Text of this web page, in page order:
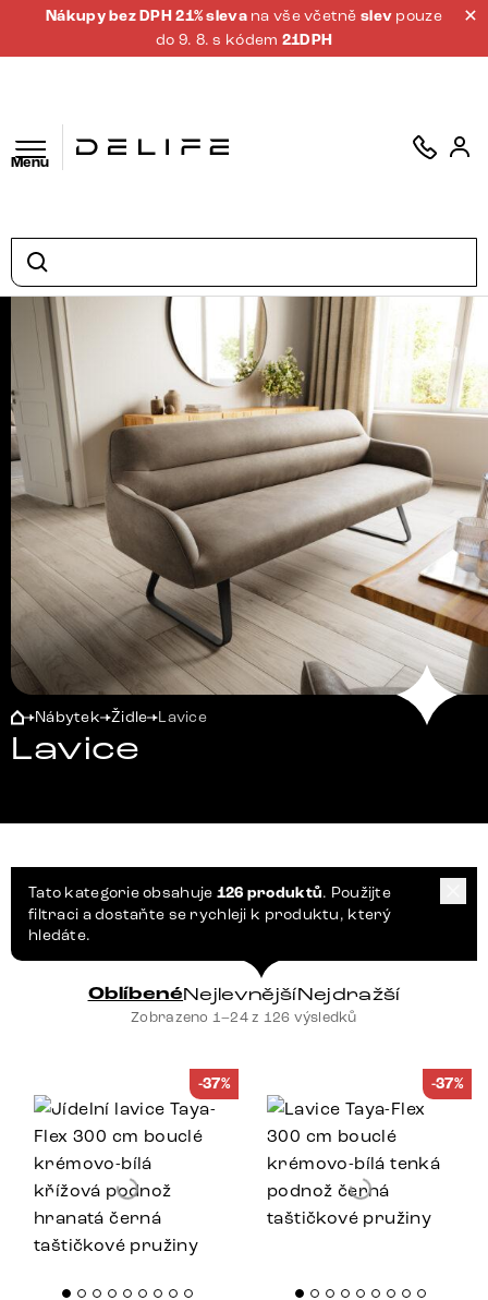
Nákupy bez DPH 21% sleva na vše včetněslev pouze
do 9. 8. s kódem 21DPH
Menu
Nábytek Židle Lavice
Lavice
Tato kategorie obsahuje 126 produktů. Použijte
filtraci a dostaňte se rychleji k produktu, který
hledáte.
OblíbenéNejlevnějšíNejdražší
Zobrazeno 1–24 z 126 výsledků
-37% -37%